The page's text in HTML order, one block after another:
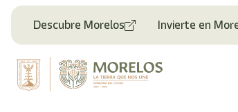
Descubre Morelos Invierte en